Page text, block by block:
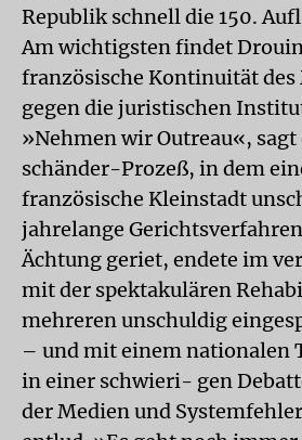
Republik schnell die 150.
Am wichtigsten findet
französische Kontinuität
gegen die juristischen
»Nehmen wir Outreau«,
schänder-Prozeß, in dem
französische Kleinstadt
jahrelange
Ächtung geriet, endete im
mit der spektakulären
mehreren unschuldig
– und mit einem nationalen
in einer schwieri- gen
der Medien und